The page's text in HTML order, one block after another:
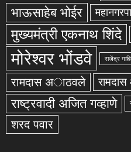
भाऊसाहेब भोईर
मुख्यमंत्री एकनाथ शिंदे
मोरेश्वर भोंडवे राजेंद्र
रामदास अाठवले
राष्ट्रवादी अजित गव्हाणे
शरद पवार